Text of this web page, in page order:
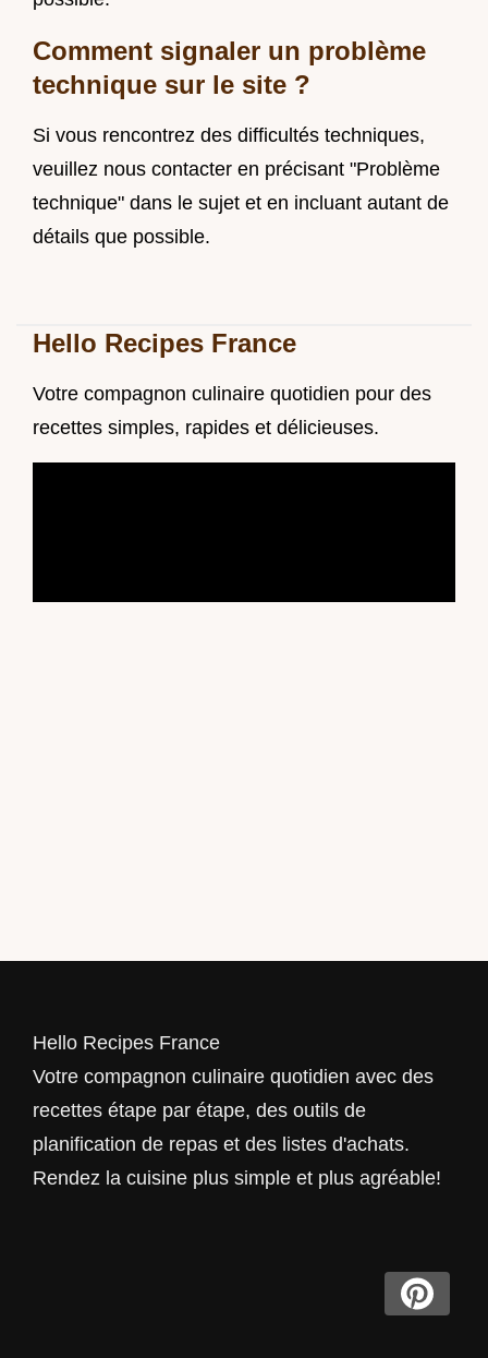
Comment signaler un problème
technique sur le site ?
Si vous rencontrez des difficultés techniques,
veuillez nous contacter en précisant "Problème
technique" dans le sujet et en incluant autant de
détails que possible.
Hello Recipes France
Votre compagnon culinaire quotidien pour des
recettes simples, rapides et délicieuses.
Hello Recipes France
Votre compagnon culinaire quotidien avec des
recettes étape par étape, des outils de
planification de repas et des listes d'achats.
Rendez la cuisine plus simple et plus agréable!